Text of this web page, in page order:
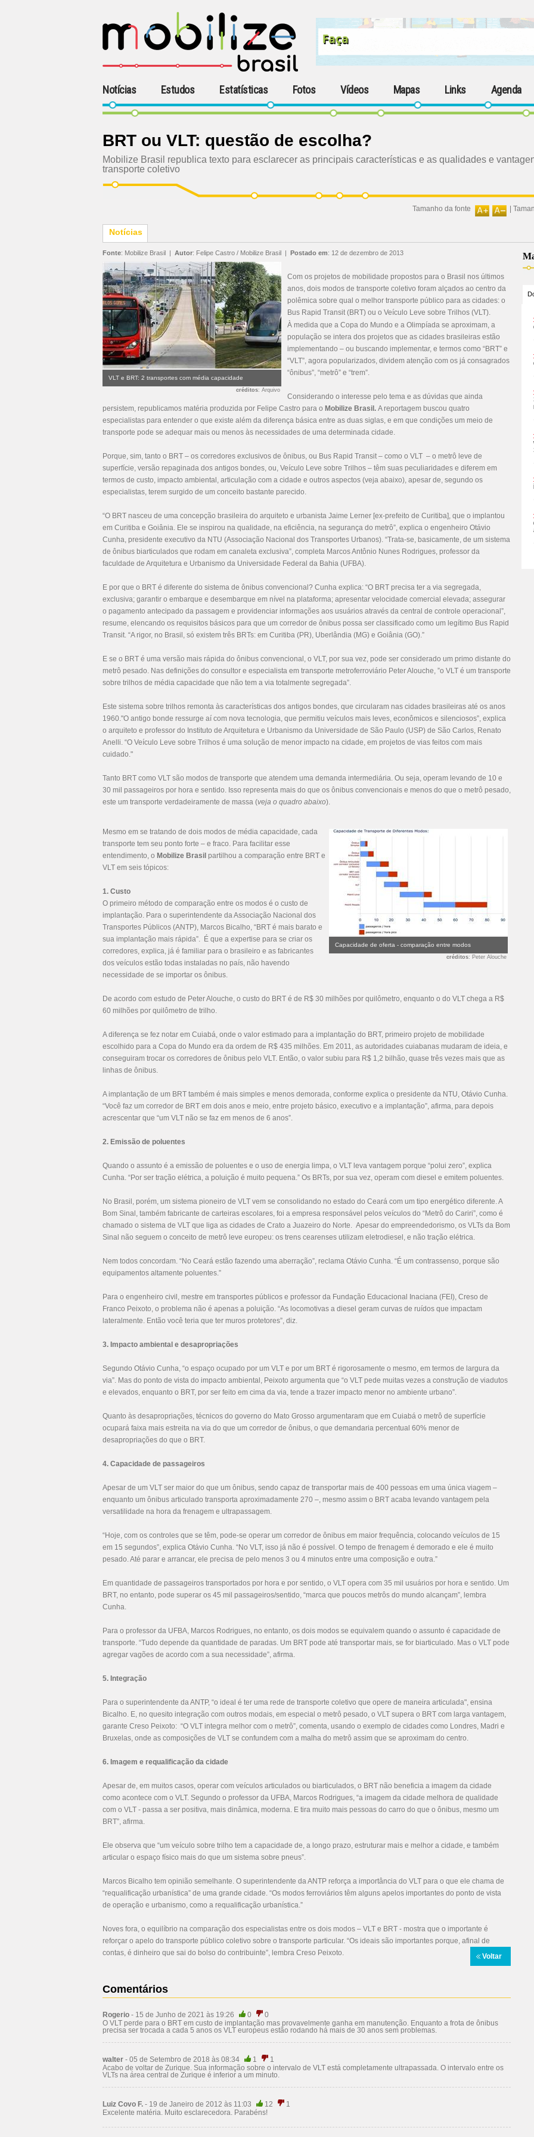
Notícias Estudos Estatísticas Fotos Vídeos Mapas Links Agenda
BRT ou VLT: questão de escolha?
Mobilize Brasil republica texto para esclarecer as principais características e as qualidades e
transporte coletivo
Tamanho da fonte
Notícias
Fonte: Mobilize Brasil | Autor: Felipe Castro / Mobilize Brasil | Postado em: 12 de dezembro de 2013
VLT e BRT: 2 transportes com média capacidade
créditos: Arquivo
Com os projetos de mobilidade propostos para o Brasil nos últimos
anos, dois modos de transporte coletivo foram alçados ao centro da
polêmica sobre qual o melhor transporte público para as cidades: o
Bus Rapid Transit (BRT) ou o Veículo Leve sobre Trilhos (VLT).
À medida que a Copa do Mundo e a Olimpíada se aproximam, a
população se intera dos projetos que as cidades brasileiras estão
implementando – ou buscando implementar, e termos como “BRT” e
“VLT”, agora popularizados, dividem atenção com os já consagrados
“ônibus”, “metrô” e “trem”.
Considerando o interesse pelo tema e as dúvidas que ainda
persistem, republicamos matéria produzida por Felipe Castro para o Mobilize Brasil. A reportagem buscou quatro
especialistas para entender o que existe além da diferença básica entre as duas siglas, e em que condições um meio de
transporte pode se adequar mais ou menos às necessidades de uma determinada cidade.
Porque, sim, tanto o BRT – os corredores exclusivos de ônibus, ou Bus Rapid Transit – como o VLT – o metrô leve de
superfície, versão repaginada dos antigos bondes, ou, Veículo Leve sobre Trilhos – têm suas peculiaridades e diferem em
termos de custo, impacto ambiental, articulação com a cidade e outros aspectos (veja abaixo), apesar de, segundo os
especialistas, terem surgido de um conceito bastante parecido.
“O BRT nasceu de uma concepção brasileira do arquiteto e urbanista Jaime Lerner [ex-prefeito de Curitiba], que o implantou
em Curitiba e Goiânia. Ele se inspirou na qualidade, na eficiência, na segurança do metrô”, explica o engenheiro Otávio
Cunha, presidente executivo da NTU (Associação Nacional dos Transportes Urbanos). “Trata-se, basicamente, de um sistema
de ônibus biarticulados que rodam em canaleta exclusiva”, completa Marcos Antônio Nunes Rodrigues, professor da
faculdade de Arquitetura e Urbanismo da Universidade Federal da Bahia (UFBA).
E por que o BRT é diferente do sistema de ônibus convencional? Cunha explica: “O BRT precisa ter a via segregada,
exclusiva; garantir o embarque e desembarque em nível na plataforma; apresentar velocidade comercial elevada; assegurar
o pagamento antecipado da passagem e providenciar informações aos usuários através da central de controle operacional”,
resume, elencando os requisitos básicos para que um corredor de ônibus possa ser classificado como um legítimo Bus Rapid
Transit. “A rigor, no Brasil, só existem três BRTs: em Curitiba (PR), Uberlândia (MG) e Goiânia (GO).”
E se o BRT é uma versão mais rápida do ônibus convencional, o VLT, por sua vez, pode ser considerado um primo distante do
metrô pesado. Nas definições do consultor e especialista em transporte metroferroviário Peter Alouche, ”o VLT é um transporte
sobre trilhos de média capacidade que não tem a via totalmente segregada”.
Este sistema sobre trilhos remonta às características dos antigos bondes, que circularam nas cidades brasileiras até os anos
1960."O antigo bonde ressurge aí com nova tecnologia, que permitiu veículos mais leves, econômicos e silenciosos”, explica
o arquiteto e professor do Instituto de Arquitetura e Urbanismo da Universidade de São Paulo (USP) de São Carlos, Renato
Anelli. “O Veículo Leve sobre Trilhos é uma solução de menor impacto na cidade, em projetos de vias feitos com mais
cuidado."
Tanto BRT como VLT são modos de transporte que atendem uma demanda intermediária. Ou seja, operam levando de 10 e
30 mil passageiros por hora e sentido. Isso representa mais do que os ônibus convencionais e menos do que o metrô pesado,
este um transporte verdadeiramente de massa (veja o quadro abaixo).
Capacidade de oferta - comparação entre modos
créditos: Peter Alouche
Mesmo em se tratando de dois modos de média capacidade, cada
transporte tem seu ponto forte – e fraco. Para facilitar esse
entendimento, o Mobilize Brasil partilhou a comparação entre BRT e
VLT em seis tópicos:
1. Custo
O primeiro método de comparação entre os modos é o custo de
implantação. Para o superintendente da Associação Nacional dos
Transportes Públicos (ANTP), Marcos Bicalho, “BRT é mais barato e
sua implantação mais rápida”. É que a expertise para se criar os
corredores, explica, já é familiar para o brasileiro e as fabricantes
dos veículos estão todas instaladas no país, não havendo
necessidade de se importar os ônibus.
De acordo com estudo de Peter Alouche, o custo do BRT é de R$ 30 milhões por quilômetro, enquanto o do VLT chega a R$
60 milhões por quilômetro de trilho.
A diferença se fez notar em Cuiabá, onde o valor estimado para a implantação do BRT, primeiro projeto de mobilidade
escolhido para a Copa do Mundo era da ordem de R$ 435 milhões. Em 2011, as autoridades cuiabanas mudaram de ideia, e
conseguiram trocar os corredores de ônibus pelo VLT. Então, o valor subiu para R$ 1,2 bilhão, quase três vezes mais que as
linhas de ônibus.
A implantação de um BRT também é mais simples e menos demorada, conforme explica o presidente da NTU, Otávio Cunha.
“Você faz um corredor de BRT em dois anos e meio, entre projeto básico, executivo e a implantação”, afirma, para depois
acrescentar que “um VLT não se faz em menos de 6 anos”.
2. Emissão de poluentes
Quando o assunto é a emissão de poluentes e o uso de energia limpa, o VLT leva vantagem porque “polui zero”, explica
Cunha. “Por ser tração elétrica, a poluição é muito pequena.” Os BRTs, por sua vez, operam com diesel e emitem poluentes.
No Brasil, porém, um sistema pioneiro de VLT vem se consolidando no estado do Ceará com um tipo energético diferente. A
Bom Sinal, também fabricante de carteiras escolares, foi a empresa responsável pelos veículos do “Metrô do Cariri”, como é
chamado o sistema de VLT que liga as cidades de Crato a Juazeiro do Norte. Apesar do empreendedorismo, os VLTs da Bom
Sinal não seguem o conceito de metrô leve europeu: os trens cearenses utilizam eletrodiesel, e não tração elétrica.
Nem todos concordam. “No Ceará estão fazendo uma aberração”, reclama Otávio Cunha. “É um contrassenso, porque são
equipamentos altamente poluentes.”
Para o engenheiro civil, mestre em transportes públicos e professor da Fundação Educacional Inaciana (FEI), Creso de
Franco Peixoto, o problema não é apenas a poluição. “As locomotivas a diesel geram curvas de ruídos que impactam
lateralmente. Então você teria que ter muros protetores”, diz.
3. Impacto ambiental e desapropriações
Segundo Otávio Cunha, “o espaço ocupado por um VLT e por um BRT é rigorosamente o mesmo, em termos de largura da
via”. Mas do ponto de vista do impacto ambiental, Peixoto argumenta que “o VLT pede muitas vezes a construção de viadutos
e elevados, enquanto o BRT, por ser feito em cima da via, tende a trazer impacto menor no ambiente urbano”.
Quanto às desapropriações, técnicos do governo do Mato Grosso argumentaram que em Cuiabá o metrô de superfície
ocupará faixa mais estreita na via do que um corredor de ônibus, o que demandaria percentual 60% menor de
desapropriações do que o BRT.
4. Capacidade de passageiros
Apesar de um VLT ser maior do que um ônibus, sendo capaz de transportar mais de 400 pessoas em uma única viagem –
enquanto um ônibus articulado transporta aproximadamente 270 –, mesmo assim o BRT acaba levando vantagem pela
versatilidade na hora da frenagem e ultrapassagem.
“Hoje, com os controles que se têm, pode-se operar um corredor de ônibus em maior frequência, colocando veículos de 15
em 15 segundos”, explica Otávio Cunha. “No VLT, isso já não é possível. O tempo de frenagem é demorado e ele é muito
pesado. Até parar e arrancar, ele precisa de pelo menos 3 ou 4 minutos entre uma composição e outra.”
Em quantidade de passageiros transportados por hora e por sentido, o VLT opera com 35 mil usuários por hora e sentido. Um
BRT, no entanto, pode superar os 45 mil passageiros/sentido, “marca que poucos metrôs do mundo alcançam”, lembra
Cunha.
Para o professor da UFBA, Marcos Rodrigues, no entanto, os dois modos se equivalem quando o assunto é capacidade de
transporte. “Tudo depende da quantidade de paradas. Um BRT pode até transportar mais, se for biarticulado. Mas o VLT pode
agregar vagões de acordo com a sua necessidade”, afirma.
5. Integração
Para o superintendente da ANTP, “o ideal é ter uma rede de transporte coletivo que opere de maneira articulada", ensina
Bicalho. E, no quesito integração com outros modais, em especial o metrô pesado, o VLT supera o BRT com larga vantagem,
garante Creso Peixoto: “O VLT integra melhor com o metrô”, comenta, usando o exemplo de cidades como Londres, Madri e
Bruxelas, onde as composições de VLT se confundem com a malha do metrô assim que se aproximam do centro.
6. Imagem e requalificação da cidade
Apesar de, em muitos casos, operar com veículos articulados ou biarticulados, o BRT não beneficia a imagem da cidade
como acontece com o VLT. Segundo o professor da UFBA, Marcos Rodrigues, “a imagem da cidade melhora de qualidade
com o VLT - passa a ser positiva, mais dinâmica, moderna. E tira muito mais pessoas do carro do que o ônibus, mesmo um
BRT”, afirma.
Ele observa que “um veículo sobre trilho tem a capacidade de, a longo prazo, estruturar mais e melhor a cidade, e também
articular o espaço físico mais do que um sistema sobre pneus”.
Marcos Bicalho tem opinião semelhante. O superintendente da ANTP reforça a importância do VLT para o que ele chama de
“requalificação urbanística” de uma grande cidade. “Os modos ferroviários têm alguns apelos importantes do ponto de vista
de operação e urbanismo, como a requalificação urbanística.”
Noves fora, o equilíbrio na comparação dos especialistas entre os dois modos – VLT e BRT - mostra que o importante é
reforçar o apelo do transporte público coletivo sobre o transporte particular. “Os ideais são importantes porque, afinal de
contas, é dinheiro que sai do bolso do contribuinte”, lembra Creso Peixoto.
Voltar
Comentários
Rogerio - 15 de Junho de 2021 às 19:26 0
0
O VLT perde para o BRT em custo de implantação mas provavelmente ganha em manutenção. Enquanto a frota de ônibus
precisa ser trocada a cada 5 anos os VLT europeus estão rodando há mais de 30 anos sem problemas.
walter - 05 de Setembro de 2018 às 08:34 1
1
Acabo de voltar de Zurique. Sua informação sobre o intervalo de VLT está completamente ultrapassada. O intervalo entre os
VLTs na área central de Zurique é inferior a um minuto.
Luiz Covo F. - 19 de Janeiro de 2012 às 11:03 12
1
Excelente matéria. Muito esclarecedora. Parabéns!